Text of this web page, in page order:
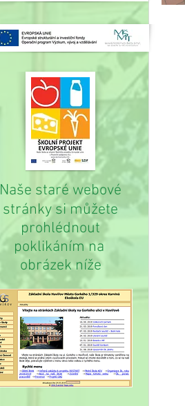
Naše staré webové
stránky si můžete
prohlédnout
poklikáním na
obrázek níže